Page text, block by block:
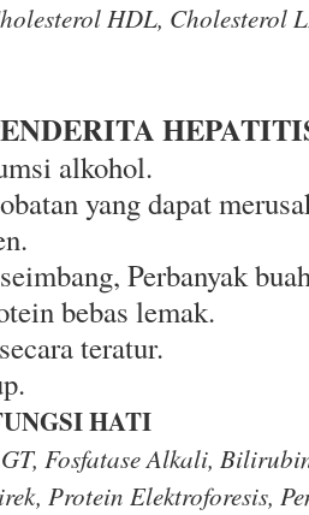
HDL, Cholesterol
alkohol.
yang dapat
Perbanyak
bebas lemak.
teratur.
HATI
GT, Fosfatase Alkali,
Protein Elektroforesis,